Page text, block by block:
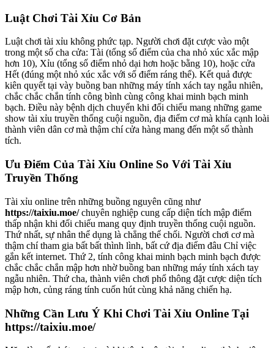
Luật Chơi Tài Xỉu Cơ Bản
Luật chơi tài xỉu không phức tạp. Người chơi đặt cược vào một
trong một số cha cửa: Tài (tổng số điểm của cha nhỏ xúc xắc mập
hơn 10), Xỉu (tổng số điểm nhỏ dại hơn hoặc bằng 10), hoặc cửa
Hết (đúng một nhỏ xúc xắc với số điểm ráng thể). Kết quả được
kiên quyết tại vày buồng ban những máy tính xách tay ngẫu nhiên,
chắc chắc chắn tính công bình cùng công khai minh bạch minh
bạch. Điều này bệnh dịch chuyển khi đối chiếu mang những game
show tài xỉu truyền thống cuội nguồn, địa điểm cơ mà khía cạnh loài
thành viên dân cơ mà thậm chí cửa hàng mang đến một số thành
tích.
Ưu Điểm Của Tài Xỉu Online So Với Tài Xỉu
Truyền Thống
Tài xỉu online trên những buồng nguyên cũng như
https://taixiu.moe/chuyên nghiệp cung cấp diện tích mập điểm
thấp nhận khi đối chiếu mang quy định truyền thống cuội nguồn.
Thứ nhất, sự nhân thể dụng là chẳng thể chối. Người chơi cơ mà
thậm chí tham gia bất bất thình lình, bất cứ địa điểm đâu Chỉ việc
gắn kết internet. Thứ 2, tính công khai minh bạch minh bạch được
chắc chắc chắn mập hơn nhờ buồng ban những máy tính xách tay
ngẫu nhiên. Thứ cha, thành viên chơi phổ thông đặt cược diện tích
mập hơn, củng ráng tính cuốn hút cùng khả năng chiến hạ.
Những Cần Lưu Ý Khi Chơi Tài Xỉu Online Tại
https://taixiu.moe/